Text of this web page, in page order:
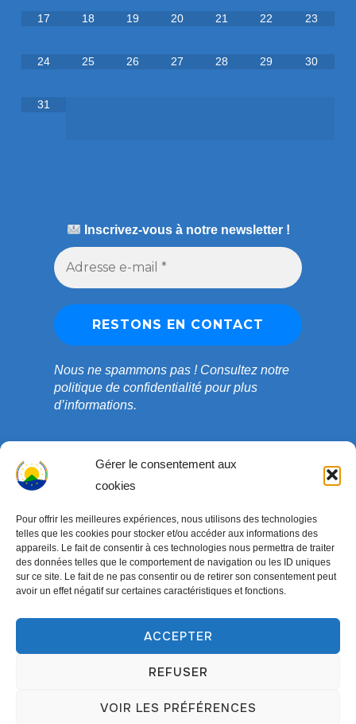
Gérer le consentement aux
cookies
Pour offrir les meilleures expériences, nous utilisons des technologies
telles que les cookies pour stocker et/ou accéder aux informations des
appareils. Le fait de consentir à ces technologies nous permettra de traiter
des données telles que le comportement de navigation ou les ID uniques
sur ce site. Le fait de ne pas consentir ou de retirer son consentement peut
avoir un effet négatif sur certaines caractéristiques et fonctions.
ACCEPTER
REFUSER
VOIR LES PRÉFÉRENCES
17 18 19 20 21 22 23
24 25 26 27 28 29 30
31
Inscrivez-vous à notre newsletter !
Nous ne spammons pas ! Consultez notre
politique de confidentialitépour plus
d’informations.